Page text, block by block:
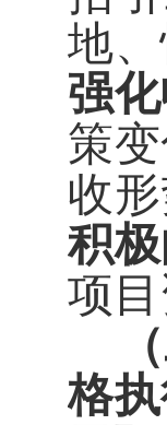
地
强化
策
收
积极
项
格执